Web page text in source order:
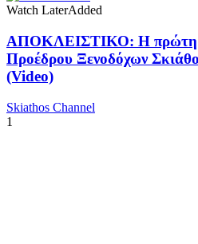
Watch LaterAdded
ΑΠΟΚΛΕΙΣΤΙΚΟ: Η πρώτη
Προέδρου Ξενοδόχων
(Video)
Skiathos Channel
1